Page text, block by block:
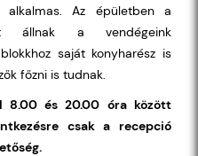
alkalmas. Az épületben a
állnak a vendégeink
saját konyharész is
főzni is tudnak.
8.00 és 20.00 óra között
csak a recepció